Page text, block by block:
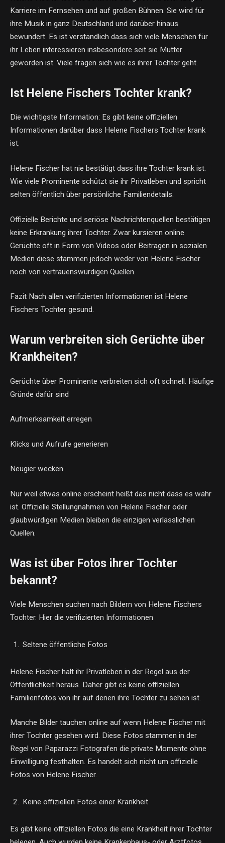
Karriere im Fernsehen und auf großen Bühnen. Sie wird für
ihre Musik in ganz Deutschland und darüber hinaus
bewundert. Es ist verständlich dass sich viele Menschen für
ihr Leben interessieren insbesondere seit sie Mutter
geworden ist. Viele fragen sich wie es ihrer Tochter geht.
Ist Helene Fischers Tochter krank?
Die wichtigste Information: Es gibt keine offiziellen
Informationen darüber dass Helene Fischers Tochter krank
ist.
Helene Fischer hat nie bestätigt dass ihre Tochter krank ist.
Wie viele Prominente schützt sie ihr Privatleben und spricht
selten öffentlich über persönliche Familiendetails.
Offizielle Berichte und seriöse Nachrichtenquellen bestätigen
keine Erkrankung ihrer Tochter. Zwar kursieren online
Gerüchte oft in Form von Videos oder Beiträgen in sozialen
Medien diese stammen jedoch weder von Helene Fischer
noch von vertrauenswürdigen Quellen.
Fazit Nach allen verifizierten Informationen ist Helene
Fischers Tochter gesund.
Warum verbreiten sich Gerüchte über
Krankheiten?
Gerüchte über Prominente verbreiten sich oft schnell. Häufige
Gründe dafür sind
Aufmerksamkeit erregen
Klicks und Aufrufe generieren
Neugier wecken
Nur weil etwas online erscheint heißt das nicht dass es wahr
ist. Offizielle Stellungnahmen von Helene Fischer oder
glaubwürdigen Medien bleiben die einzigen verlässlichen
Quellen.
Was ist über Fotos ihrer Tochter
bekannt?
Viele Menschen suchen nach Bildern von Helene Fischers
Tochter. Hier die verifizierten Informationen
Seltene öffentliche Fotos
Helene Fischer hält ihr Privatleben in der Regel aus der
Öffentlichkeit heraus. Daher gibt es keine offiziellen
Familienfotos von ihr auf denen ihre Tochter zu sehen ist.
Manche Bilder tauchen online auf wenn Helene Fischer mit
ihrer Tochter gesehen wird. Diese Fotos stammen in der
Regel von Paparazzi Fotografen die private Momente ohne
Einwilligung festhalten. Es handelt sich nicht um offizielle
Fotos von Helene Fischer.
Keine offiziellen Fotos einer Krankheit
Es gibt keine offiziellen Fotos die eine Krankheit ihrer Tochter